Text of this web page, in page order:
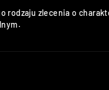
rodzaju zlecenia o